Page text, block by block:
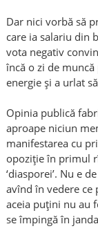
Dar nici vorbă să
care ia salariu din
vota negativ
încă o zi de
energie și a urlat
Opinia publică
aproape niciun
manifestarea cu
opoziție în primul
‘diasporei’. Nu e
avînd în vedere ce
aceia puțini nu au
se împingă în